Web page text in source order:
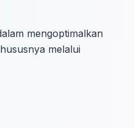
mengoptimalkan
melalui